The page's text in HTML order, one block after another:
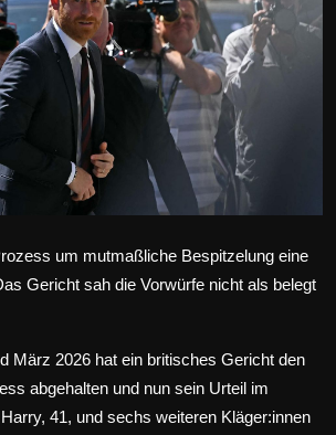
um mutmaßliche Bespitzelung eine
Gericht sah die Vorwürfe nicht als belegt
März 2026 hat ein britisches Gericht den
abgehalten und nun sein Urteil im
41, und sechs weiteren Kläger:innen